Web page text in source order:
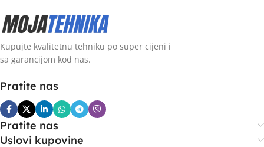
Kupujte kvalitetnu tehniku po super cijeni i
sa garancijom kod nas.
Pratite nas
Pratite nas
Uslovi kupovine